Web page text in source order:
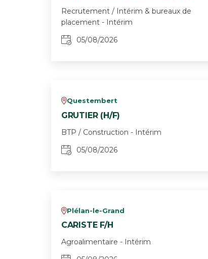
Recrutement / Intérim & bureaux de
placement - Intérim
05/08/2026
vQuestembert
GRUTIER (H/F)
BTP / Construction - Intérim
05/08/2026
vPlélan-le-Grand
CARISTE F/H
Agroalimentaire - Intérim